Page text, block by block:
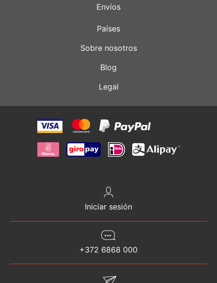
Envíos
Países
Sobre nosotros
Blog
Legal
Iniciar sesión
+372 6868 000